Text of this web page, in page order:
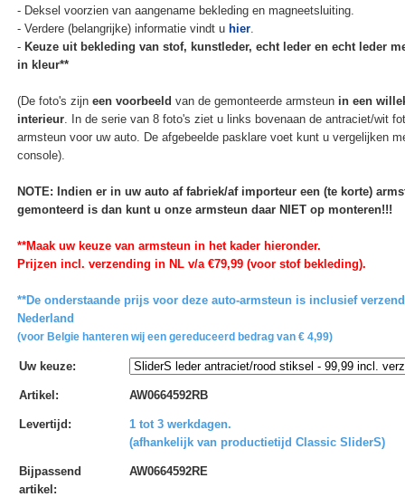
- Deksel voorzien van aangename bekleding en magneetsluiting.
- Verdere (belangrijke) informatie vindt u hier.
- Keuze uit bekleding van stof, kunstleder, echt leder en echt leder
in kleur**
(De foto's zijn een voorbeeld van de gemonteerde armsteun in een
interieur. In de serie van 8 foto's ziet u links bovenaan de antraciet/wit
armsteun voor uw auto. De afgebeelde pasklare voet kunt u vergelijken
console).
NOTE: Indien er in uw auto af fabriek/af importeur een (te korte)
gemonteerd is dan kunt u onze armsteun daar NIET op monteren!!!
**Maak uw keuze van armsteun in het kader hieronder.
Prijzen incl. verzending in NL v/a €79,99 (voor stof bekleding).
**De onderstaande prijs voor deze auto-armsteun is inclusief
Nederland
(voor Belgie hanteren wij een gereduceerd bedrag van € 4,99)
Uw keuze:
Artikel: AW0664592RB
Levertijd:
1 tot 3 werkdagen.
(afhankelijk van productietijd Classic SliderS)
Bijpassend
artikel:
AW0664592RE